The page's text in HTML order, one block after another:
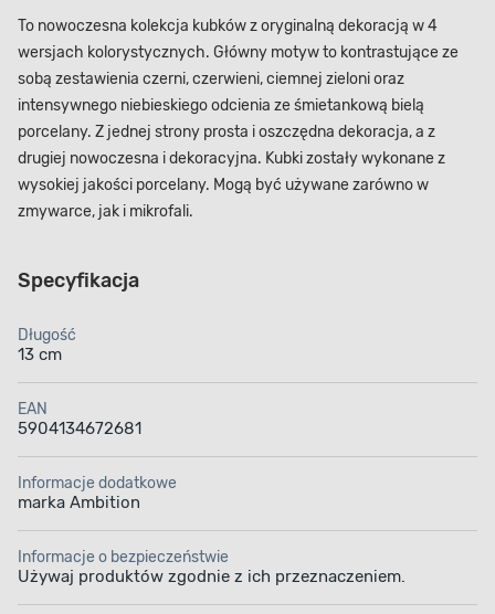
To nowoczesna kolekcja kubków z oryginalną dekoracją w 4
wersjach kolorystycznych. Główny motyw to kontrastujące ze
sobą zestawienia czerni, czerwieni, ciemnej zieloni oraz
intensywnego niebieskiego odcienia ze śmietankową bielą
porcelany. Z jednej strony prosta i oszczędna dekoracja, a z
drugiej nowoczesna i dekoracyjna. Kubki zostały wykonane z
wysokiej jakości porcelany. Mogą być używane zarówno w
zmywarce, jak i mikrofali.
Specyfikacja
Długość
13 cm
EAN
5904134672681
Informacje dodatkowe
marka Ambition
Informacje o bezpieczeństwie
Używaj produktów zgodnie z ich przeznaczeniem.